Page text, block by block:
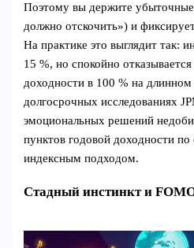
Поэтому вы держите
должно отскочить») и
На практике это выглядит так:
15 %, но спокойно
доходности в 100 % на
долгосрочных исследованиях
эмоциональных решений
пунктов годовой доходности
индексным подходом.
Стадный инстинкт и